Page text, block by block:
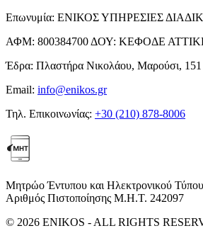
Επωνυμία: ΕΝΙΚΟΣ ΥΠΗΡΕΣΙΕΣ
ΑΦΜ: 800384700 ΔΟΥ: ΚΕΦΟΔΕ
Έδρα: Πλαστήρα Νικολάου, Μαρούσι,
Email: info@enikos.gr
Τηλ. Επικοινωνίας: +30 (210) 878-8006
Μητρώο Έντυπου και Ηλεκτρονικού Τύπου
Αριθμός Πιστοποίησης Μ.Η.Τ. 242097
© 2026 ENIKOS - ALL RIGHTS